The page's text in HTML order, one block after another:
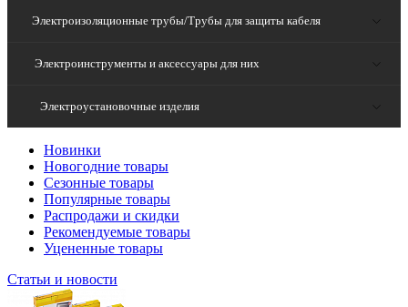
Электроизоляционные трубы/Трубы для защиты кабеля
Электроинструменты и аксессуары для них
Электроустановочные изделия
Новинки
Новогодние товары
Сезонные товары
Популярные товары
Распродажи и скидки
Рекомендуемые товары
Уцененные товары
Статьи и новости